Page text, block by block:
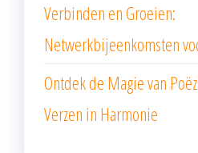
Verbinden en Groeien:
Netwerkbijeenkomsten
Ontdek de Magie van
Verzen in Harmonie